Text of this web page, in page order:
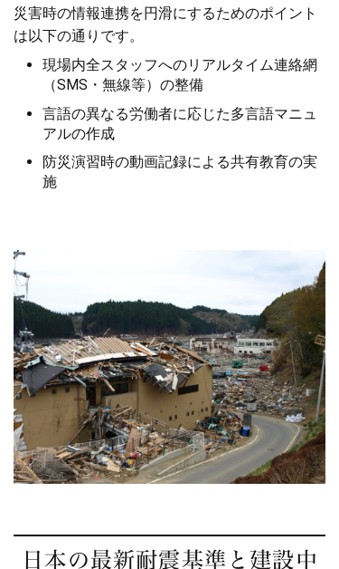
災害時の情報連携を円滑にするためのポイント
は以下の通りです。
現場内全スタッフへのリアルタイム連絡網
（SMS・無線等）の整備
言語の異なる労働者に応じた多言語マニュ
アルの作成
防災演習時の動画記録による共有教育の実
施
日本の最新耐震基準と建設中